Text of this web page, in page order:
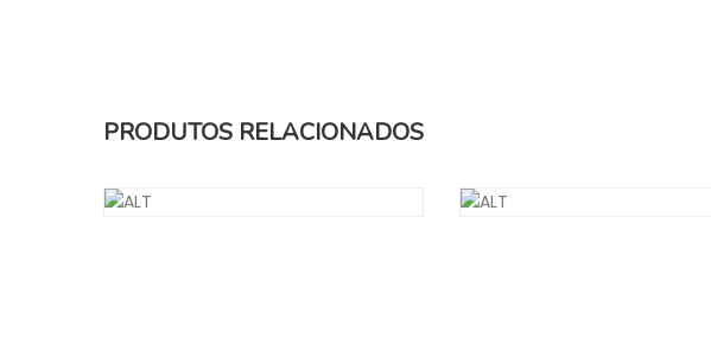
PRODUTOS RELACIONADOS